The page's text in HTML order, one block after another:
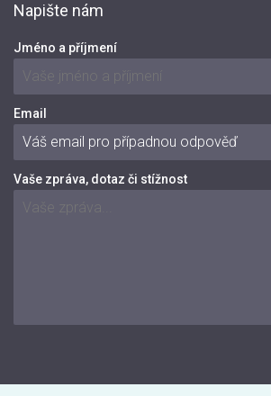
Napište nám
Jméno a příjmení
Email
Vaše zpráva, dotaz či stížnost